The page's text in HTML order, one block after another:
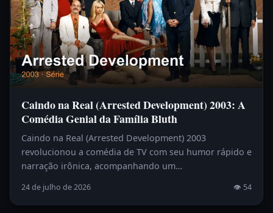
Caindo na Real (Arrested Development) 2003: A
Comédia Genial da Família Bluth
Caindo na Real (Arrested Development) 2003
revolucionou a comédia de TV com seu humor rápido e
narração irônica, acompanhando um…
24 de julho de 2026 👁 54